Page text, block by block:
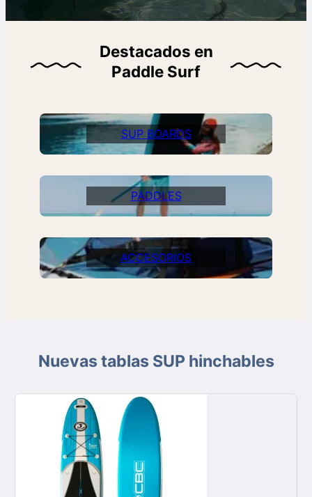
Destacados en
Paddle Surf
SUP BOARDS
PADDLES
ACCESORIOS
Nuevas tablas SUP hinchables